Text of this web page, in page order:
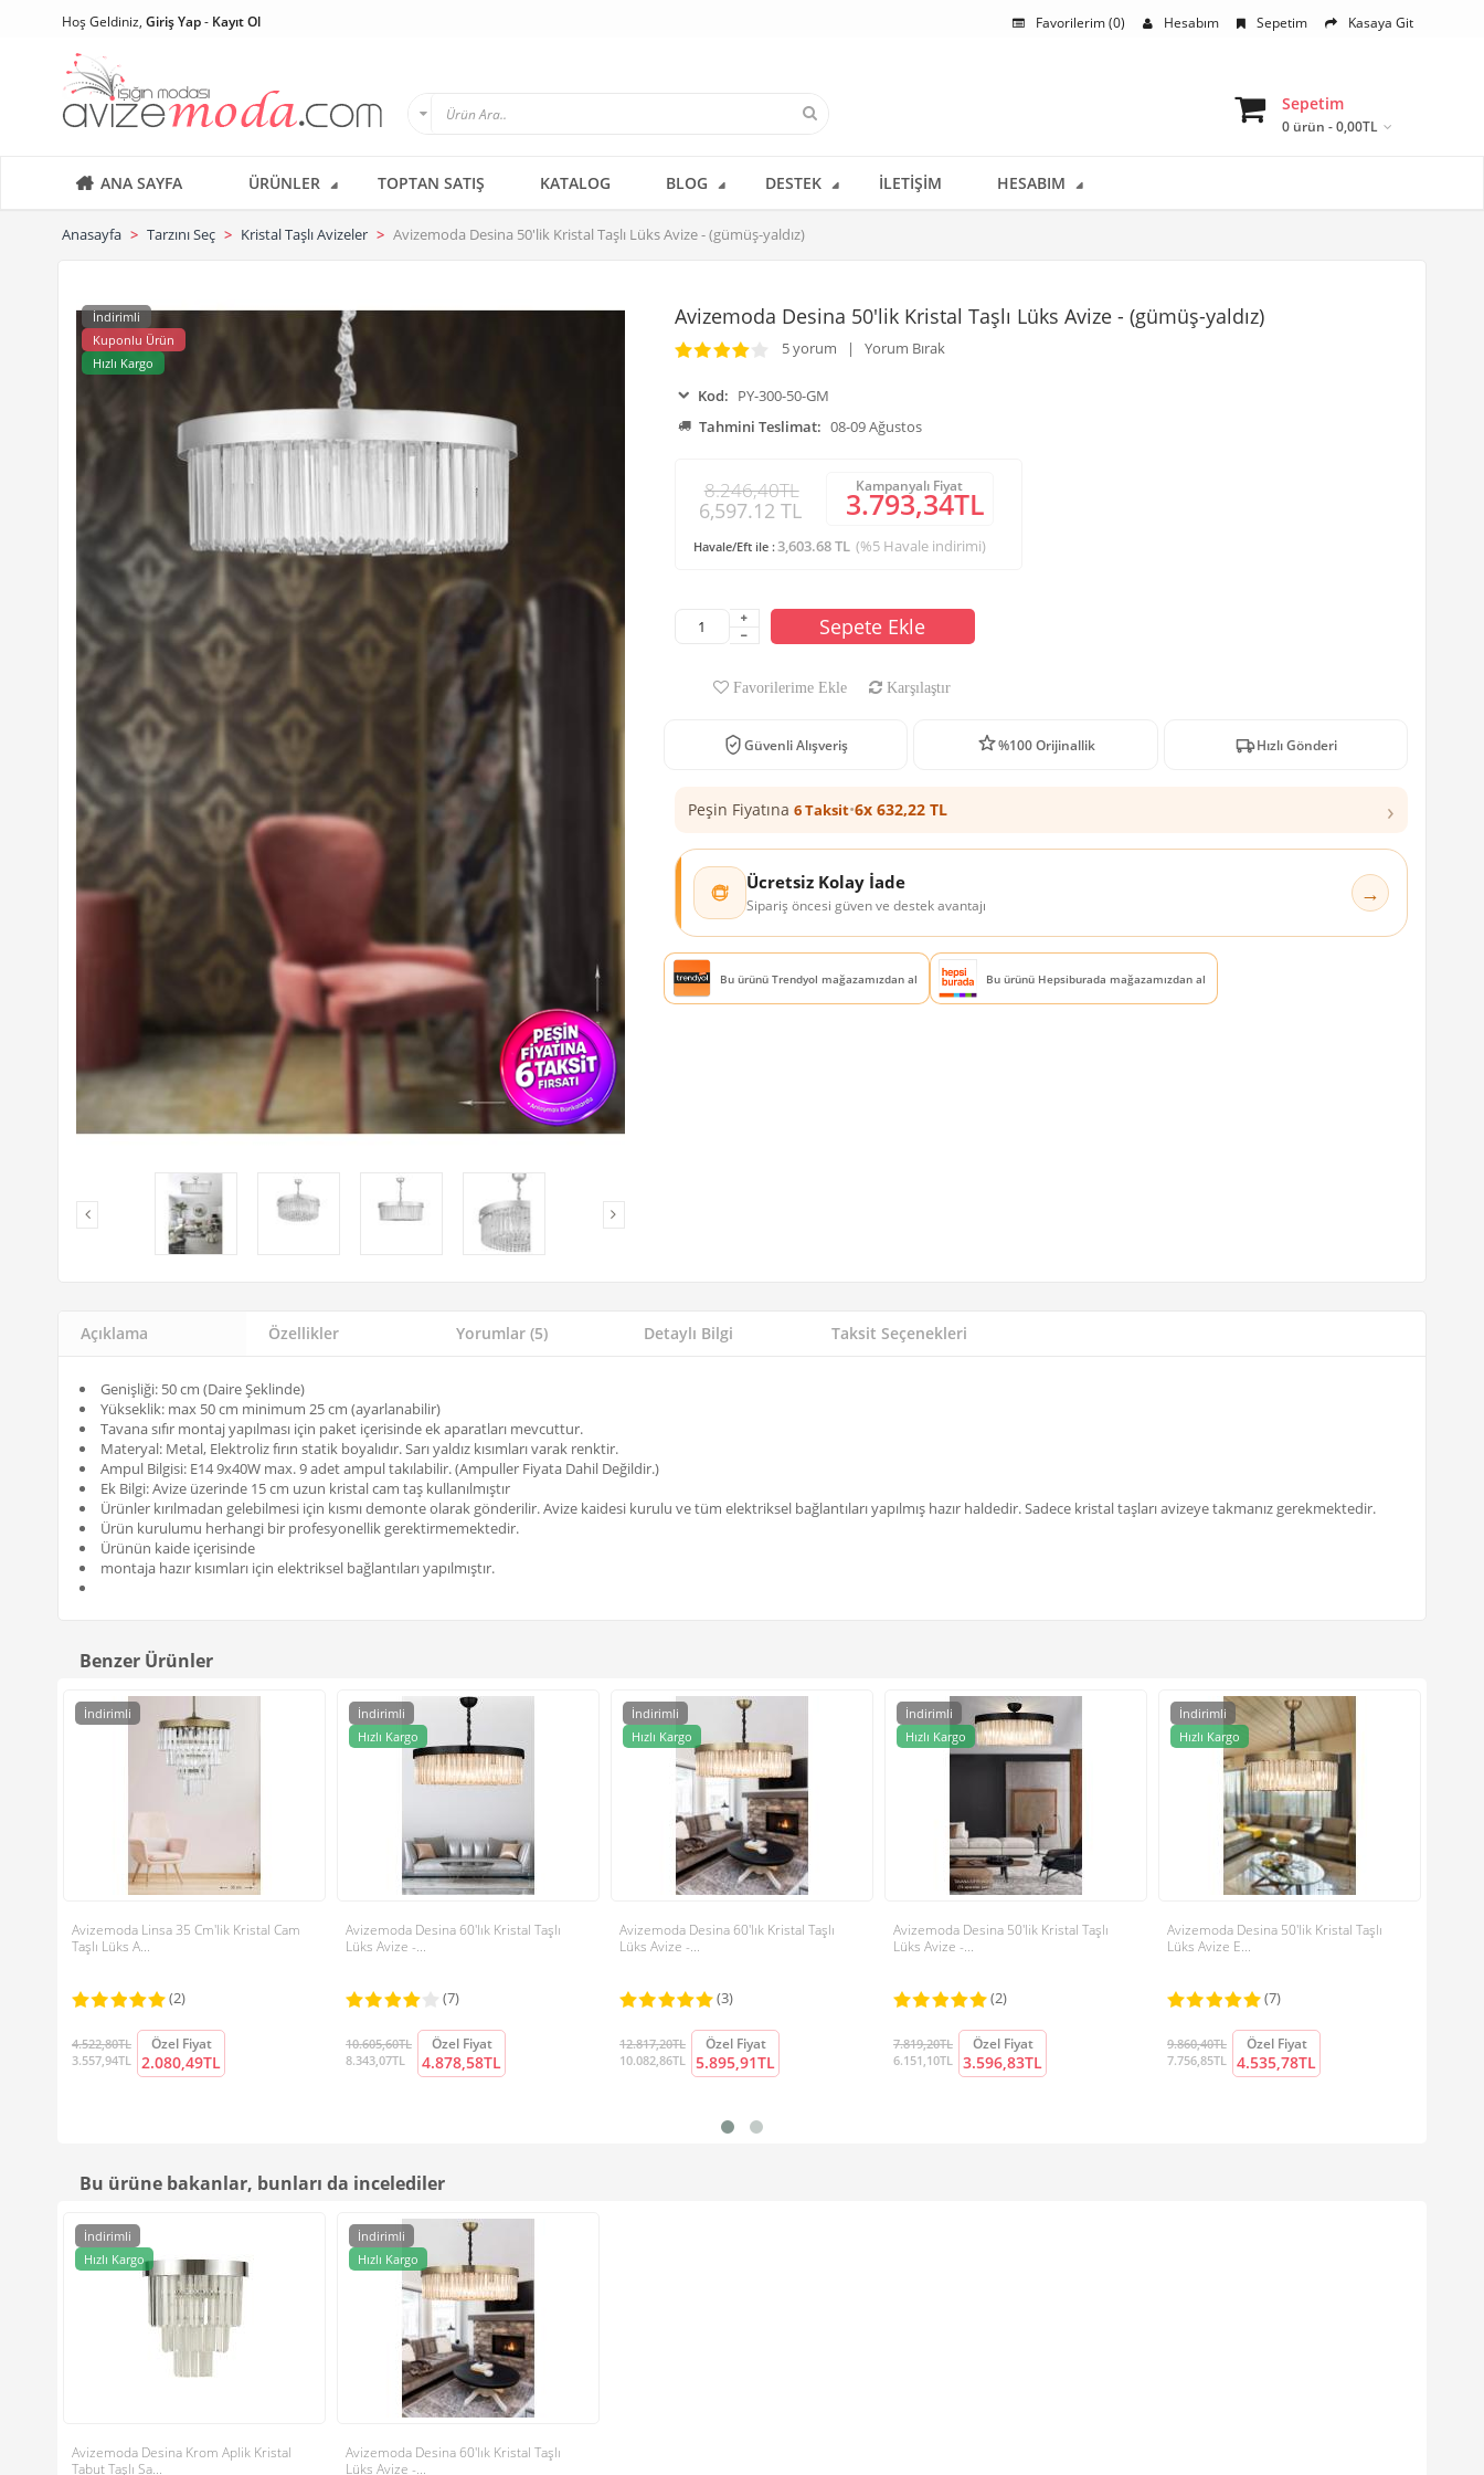
Hoş Geldiniz, Giriş Yap- Kayıt Ol Favorilerim (0) Hesabım Sepetim Kasaya Git
Sepetim
0 ürün - 0,00TL
ANA SAYFA ÜRÜNLER TOPTAN SATIŞ KATALOG BLOG DESTEK İLETIŞIM HESABIM
Anasayfa Tarzını Seç Kristal Taşlı Avizeler Avizemoda Desina 50'lik Kristal Taşlı Lüks Avize - (gümüş-yaldız)
İndirimli
Kuponlu Ürün
Hızlı Kargo
Avizemoda Desina 50'lik Kristal Taşlı Lüks Avize - (gümüş-yaldız)
5 yorum | Yorum Bırak
Kod: PY-300-50-GM
Tahmini Teslimat: 08-09 Ağustos
8.246,40TL
6,597.12 TL
Kampanyalı Fiyat
3.793,34TL
Havale/Eft ile :3,603.68 TL (%5 Havale indirimi)
Sepete Ekle
Favorilerime Ekle Karşılaştır
Güvenli Alışveriş %100 Orijinallik Hızlı Gönderi
Peşin Fiyatına 6 Taksit•6x 632,22 TL ›
Ücretsiz Kolay İade
Sipariş öncesi güven ve destek avantajı →
Bu ürünü Trendyol mağazamızdan al Bu ürünü Hepsiburada mağazamızdan al
Açıklama Özellikler Yorumlar (5) Detaylı Bilgi Taksit Seçenekleri
Genişliği: 50 cm (Daire Şeklinde)
Yükseklik: max 50 cm minimum 25 cm (ayarlanabilir)
Tavana sıfır montaj yapılması için paket içerisinde ek aparatları mevcuttur.
Materyal: Metal, Elektroliz fırın statik boyalıdır. Sarı yaldız kısımları varak renktir.
Ampul Bilgisi: E14 9x40W max. 9 adet ampul takılabilir. (Ampuller Fiyata Dahil Değildir.)
Ek Bilgi: Avize üzerinde 15 cm uzun kristal cam taş kullanılmıştır
Ürünler kırılmadan gelebilmesi için kısmı demonte olarak gönderilir. Avize kaidesi kurulu ve tüm elektriksel bağlantıları yapılmış hazır haldedir. Sadece kristal taşları avizeye takmanız gerekmektedir.
Ürün kurulumu herhangi bir profesyonellik gerektirmemektedir.
Ürünün kaide içerisinde
montaja hazır kısımları için elektriksel bağlantıları yapılmıştır.
Benzer Ürünler
İndirimli
Avizemoda Linsa 35 Cm'lik Kristal Cam
Taşlı Lüks A...
(2)
4.522,80TL
3.557,94TL
Özel Fiyat
2.080,49TL
İndirimli
Hızlı Kargo
Avizemoda Desina 60'lık Kristal Taşlı
Lüks Avize -...
(7)
10.605,60TL
8.343,07TL
Özel Fiyat
4.878,58TL
İndirimli
Hızlı Kargo
Avizemoda Desina 60'lık Kristal Taşlı
Lüks Avize -...
(3)
12.817,20TL
10.082,86TL
Özel Fiyat
5.895,91TL
İndirimli
Hızlı Kargo
Avizemoda Desina 50'lik Kristal Taşlı
Lüks Avize -...
(2)
7.819,20TL
6.151,10TL
Özel Fiyat
3.596,83TL
İndirimli
Hızlı Kargo
Avizemoda Desina 50'lik Kristal Taşlı
Lüks Avize E...
(7)
9.860,40TL
7.756,85TL
Özel Fiyat
4.535,78TL
Bu ürüne bakanlar, bunları da incelediler
İndirimli
Hızlı Kargo
Avizemoda Desina Krom Aplik Kristal
Tabut Taşlı Sa...
İndirimli
Hızlı Kargo
Avizemoda Desina 60'lık Kristal Taşlı
Lüks Avize -...